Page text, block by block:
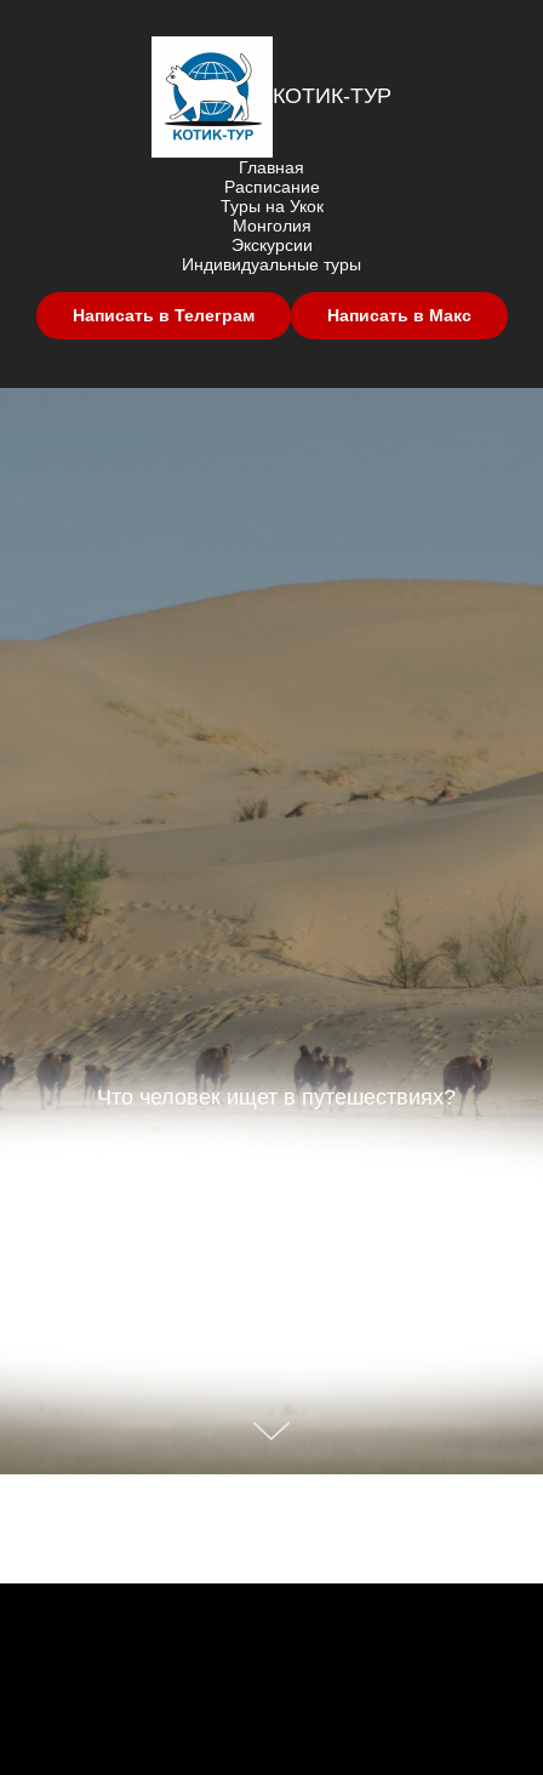
КОТИК-ТУР
Главная
Расписание
Туры на Укок
Монголия
Экскурсии
Индивидуальные туры
Написать в Телеграм Написать в Макс
Что человек ищет в путешествиях?